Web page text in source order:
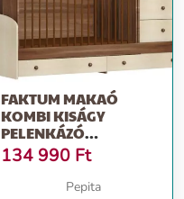
FAKTUM MAKAÓ
KOMBI KISÁGY
PELENKÁZÓ
KOMÓDDAL SZILVA/
JUHAR
134 990 Ft
Pepita